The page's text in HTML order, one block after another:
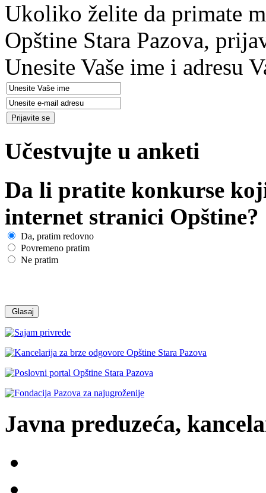
Ukoliko želite da primate
Opštine Stara Pazova,
Unesite Vaše ime i adresu
Učestvujte u anketi
Da li pratite konkurse
internet stranici Opštine?
Da, pratim redovno
Povremeno pratim
Ne pratim
Javna preduzeća,